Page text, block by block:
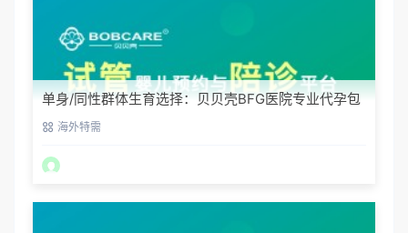
单身/同性群体生育选择：贝贝壳BFG医院专业代孕包
容方案
海外特需